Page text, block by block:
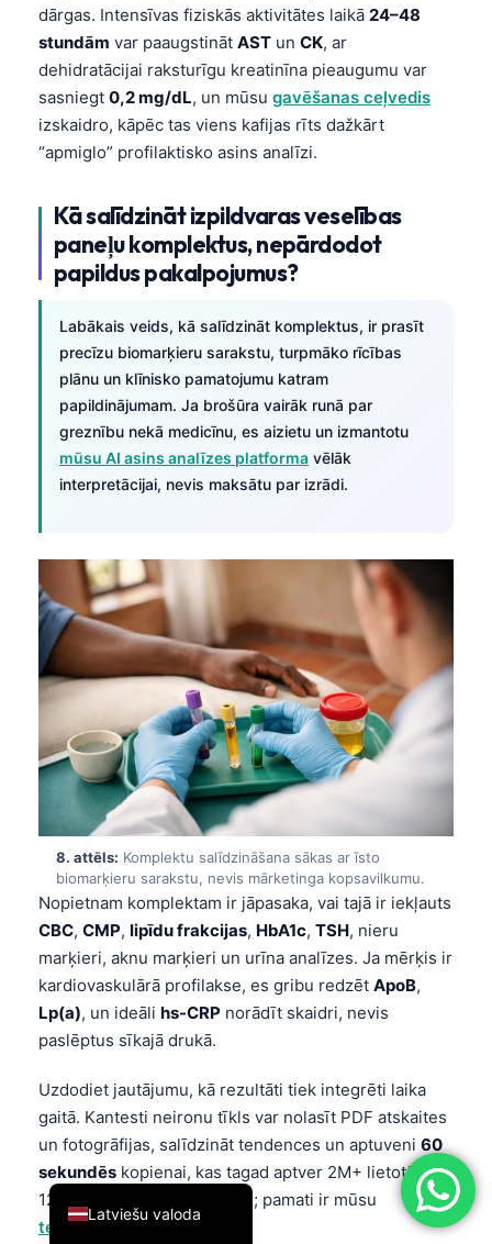
dārgas. Intensīvas fiziskās aktivitātes laikā 24–48
stundām var paaugstināt AST un CK, ar
dehidratācijai raksturīgu kreatinīna pieaugumu var
sasniegt 0,2 mg/dL, un mūsu gavēšanas ceļvedis
izskaidro, kāpēc tas viens kafijas rīts dažkārt
“apmiglo” profilaktisko asins analīzi.
Kā salīdzināt izpildvaras veselības
paneļu komplektus, nepārdodot
papildus pakalpojumus?
Labākais veids, kā salīdzināt komplektus, ir prasīt
precīzu biomarķieru sarakstu, turpmāko rīcības
plānu un klīnisko pamatojumu katram
papildinājumam. Ja brošūra vairāk runā par
greznību nekā medicīnu, es aizietu un izmantotu
mūsu AI asins analīzes platforma vēlāk
interpretācijai, nevis maksātu par izrādi.
8. attēls: Komplektu salīdzināšana sākas ar īsto
biomarķieru sarakstu, nevis mārketinga kopsavilkumu.
Nopietnam komplektam ir jāpasaka, vai tajā ir iekļauts
CBC, CMP, lipīdu frakcijas, HbA1c, TSH, nieru
marķieri, aknu marķieri un urīna analīzes. Ja mērķis ir
kardiovaskulārā profilakse, es gribu redzēt ApoB,
Lp(a), un ideāli hs-CRP norādīt skaidri, nevis
paslēptus sīkajā drukā.
Uzdodiet jautājumu, kā rezultāti tiek integrēti laika
gaitā. Kantesti neironu tīkls var nolasīt PDF atskaites
un fotogrāfijas, salīdzināt tendences un aptuveni 60
sekundēs kopienai, kas tagad aptver 2M+ lietotājus
127+ valstīs un 75+ valodās; pamati ir mūsu
tehnoloģiju ceļvedis.
Latviešu valoda
English
Deutsch
العربية
עִבְרִית
Italiano
Español
Português
Ελληνικά
Türkçe
Română
简体中文
فارسی
Български
Dansk
Nederlands
हिन्दी
Bahasa Indonesia
Íslenska
Српски језик
Svenska
Bosanski
Azərbaycan dili
日本語
Čeština
Русский
Lietuvių kalba
Polski
한국어
Slovenščina